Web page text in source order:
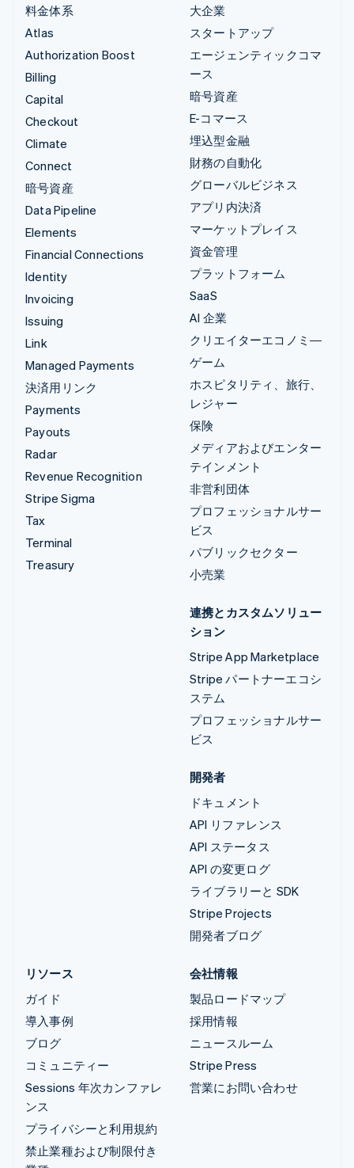
料金体系
Atlas
Authorization Boost
Billing
Capital
Checkout
Climate
Connect
暗号資産
Data Pipeline
Elements
Financial Connections
Identity
Invoicing
Issuing
Link
Managed Payments
決済用リンク
Payments
Payouts
Radar
Revenue Recognition
Stripe Sigma
Tax
Terminal
Treasury
大企業
スタートアップ
エージェンティックコマ
ース
暗号資産
E-コマース
埋込型金融
財務の自動化
グローバルビジネス
アプリ内決済
マーケットプレイス
資金管理
プラットフォーム
SaaS
AI 企業
クリエイターエコノミ―
ゲーム
ホスピタリティ、旅行、
レジャー
保険
メディアおよびエンター
テインメント
非営利団体
プロフェッショナルサー
ビス
パブリックセクター
小売業
連携とカスタムソリュー
ション
Stripe App Marketplace
Stripe パートナーエコシ
ステム
プロフェッショナルサー
ビス
開発者
ドキュメント
API リファレンス
API ステータス
API の変更ログ
ライブラリーと SDK
Stripe Projects
開発者ブログ
リソース
ガイド
導入事例
ブログ
コミュニティー
Sessions 年次カンファレ
ンス
プライバシーと利用規約
禁止業種および制限付き
会社情報
製品ロードマップ
採用情報
ニュースルーム
Stripe Press
営業にお問い合わせ